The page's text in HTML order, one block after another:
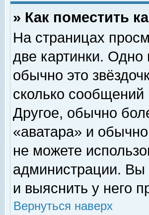
» Как поместить
На страницах
две картинки.
обычно это
сколько
Другое, обычно
«аватара» и
не можете
администрации. Вы
и выяснить у него
Вернуться наверх